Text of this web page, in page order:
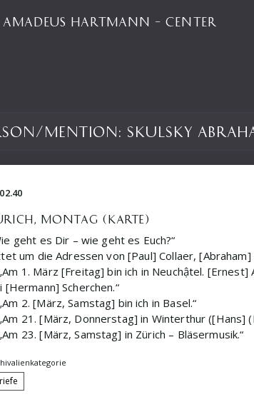
AMADEUS HARTMANN – CENTER
Mention: Skulsky
MONTAG (KARTE)
geht es Dir – wie geht es Euch?“
um die Adressen von [Paul] Collaer, [Abraham]
1. März [Freitag] bin ich in Neuchậtel.
[Hermann] Scherchen.“
2. [März, Samstag] bin ich in Basel.“
21. [März, Donnerstag] in Winterthur ([Hans]
23. [März, Samstag] in Zürich – Bläsermusik.“